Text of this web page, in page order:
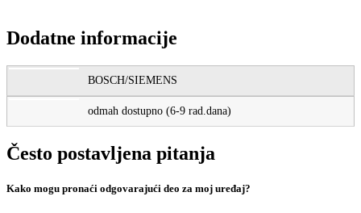
Dodatne informacije
BOSCH/SIEMENS
odmah dostupno (6-9 rad.dana)
Često postavljena pitanja
Kako mogu pronaći odgovarajući deo za moj uređaj?